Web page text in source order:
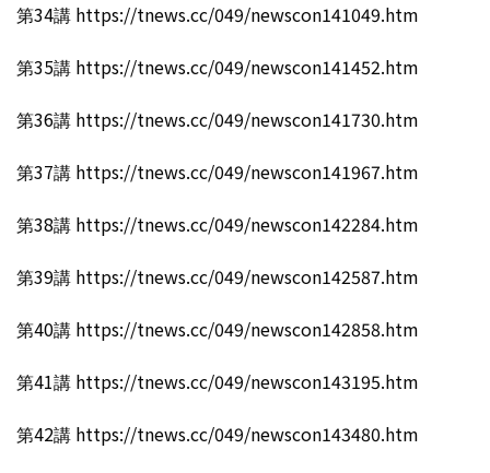
第34講 https://tnews.cc/049/newscon141049.htm
第35講 https://tnews.cc/049/newscon141452.htm
第36講 https://tnews.cc/049/newscon141730.htm
第37講 https://tnews.cc/049/newscon141967.htm
第38講 https://tnews.cc/049/newscon142284.htm
第39講 https://tnews.cc/049/newscon142587.htm
第40講 https://tnews.cc/049/newscon142858.htm
第41講 https://tnews.cc/049/newscon143195.htm
第42講 https://tnews.cc/049/newscon143480.htm